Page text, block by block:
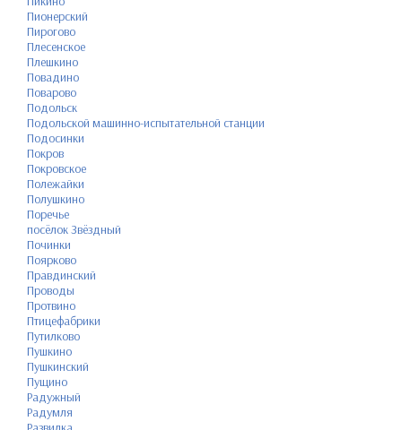
Пионерский
Пирогово
Плесенское
Плешкино
Повадино
Поварово
Подольск
Подольской машинно-испытательной станции
Подосинки
Покров
Покровское
Полежайки
Полушкино
Поречье
посёлок Звёздный
Починки
Поярково
Правдинский
Проводы
Протвино
Птицефабрики
Путилково
Пушкино
Пушкинский
Пущино
Радужный
Радумля